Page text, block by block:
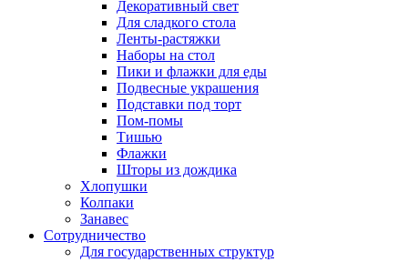
Декоративный свет
Для сладкого стола
Ленты-растяжки
Наборы на стол
Пики и флажки для еды
Подвесные украшения
Подставки под торт
Пом-помы
Тишью
Флажки
Шторы из дождика
Хлопушки
Колпаки
Занавес
Сотрудничество
Для государственных структур